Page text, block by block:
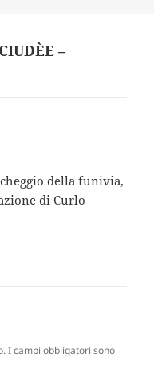
–
della funivia,
di Curlo
I campi obbligatori sono